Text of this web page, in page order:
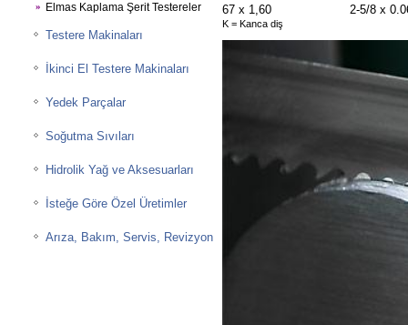
» Elmas Kaplama Şerit Testereler
Testere Makinaları
İkinci El Testere Makinaları
Yedek Parçalar
Soğutma Sıvıları
Hidrolik Yağ ve Aksesuarları
İsteğe Göre Özel Üretimler
Arıza, Bakım, Servis, Revizyon
67 x 1,60
2-5/8 x
K = Kanca diş